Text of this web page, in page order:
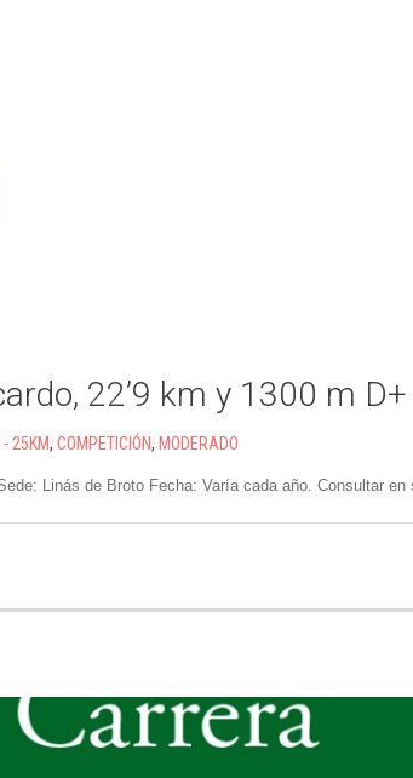
22’9 km y 1300 m D+
25KM, COMPETICIÓN, MODERADO
Linás de Broto Fecha: Varía cada año. Consultar